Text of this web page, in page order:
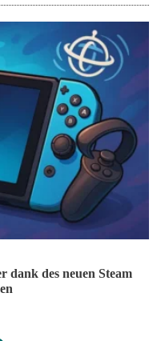
dank des neuen Steam